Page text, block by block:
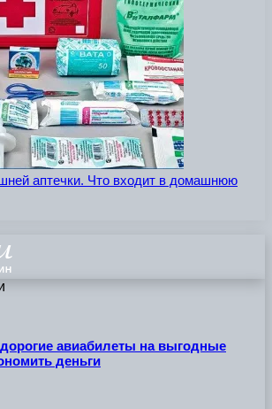
аптечки. Что входит в домашнюю
авиабилеты на выгодные
деньги